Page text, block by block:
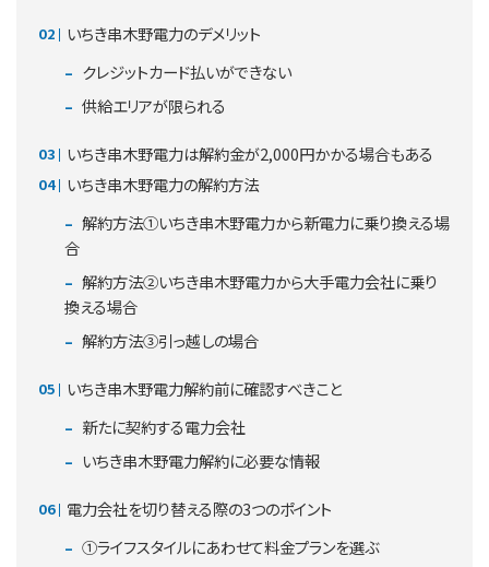
いちき串木野電力のデメリット
クレジットカード払いができない
供給エリアが限られる
いちき串木野電力は解約金が2,000円かかる場合もある
いちき串木野電力の解約方法
解約方法①いちき串木野電力から新電力に乗り換える場
合
解約方法②いちき串木野電力から大手電力会社に乗り
換える場合
解約方法③引っ越しの場合
いちき串木野電力解約前に確認すべきこと
新たに契約する電力会社
いちき串木野電力解約に必要な情報
電力会社を切り替える際の3つのポイント
①ライフスタイルにあわせて料金プランを選ぶ